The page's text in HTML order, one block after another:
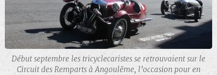
Début septembre les tricyclecaristes se retrouvaient sur le
Circuit des Remparts à Angoulême, l’occasion pour en